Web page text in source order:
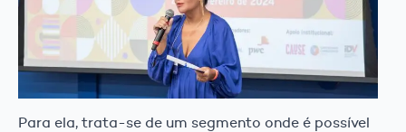
Para ela, trata-se de um segmento onde é possível